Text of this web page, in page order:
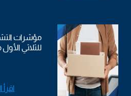
مؤشرات
للثلاثي الأول
اقرأ